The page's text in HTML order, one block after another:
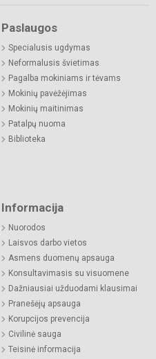
Paslaugos
Specialusis ugdymas
Neformalusis švietimas
Pagalba mokiniams ir tėvams
Mokinių pavėžėjimas
Mokinių maitinimas
Patalpų nuoma
Biblioteka
Informacija
Nuorodos
Laisvos darbo vietos
Asmens duomenų apsauga
Konsultavimasis su visuomene
Dažniausiai užduodami klausimai
Pranešėjų apsauga
Korupcijos prevencija
Civilinė sauga
Teisinė informacija